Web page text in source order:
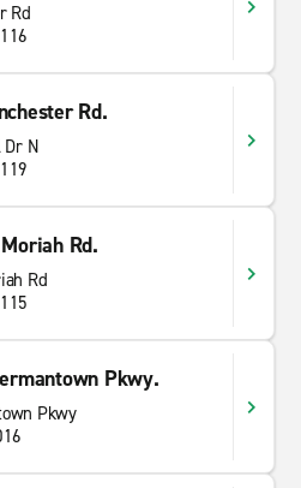
Rd
Rd.
Dr N
Rd.
Rd
Pkwy.
Pkwy